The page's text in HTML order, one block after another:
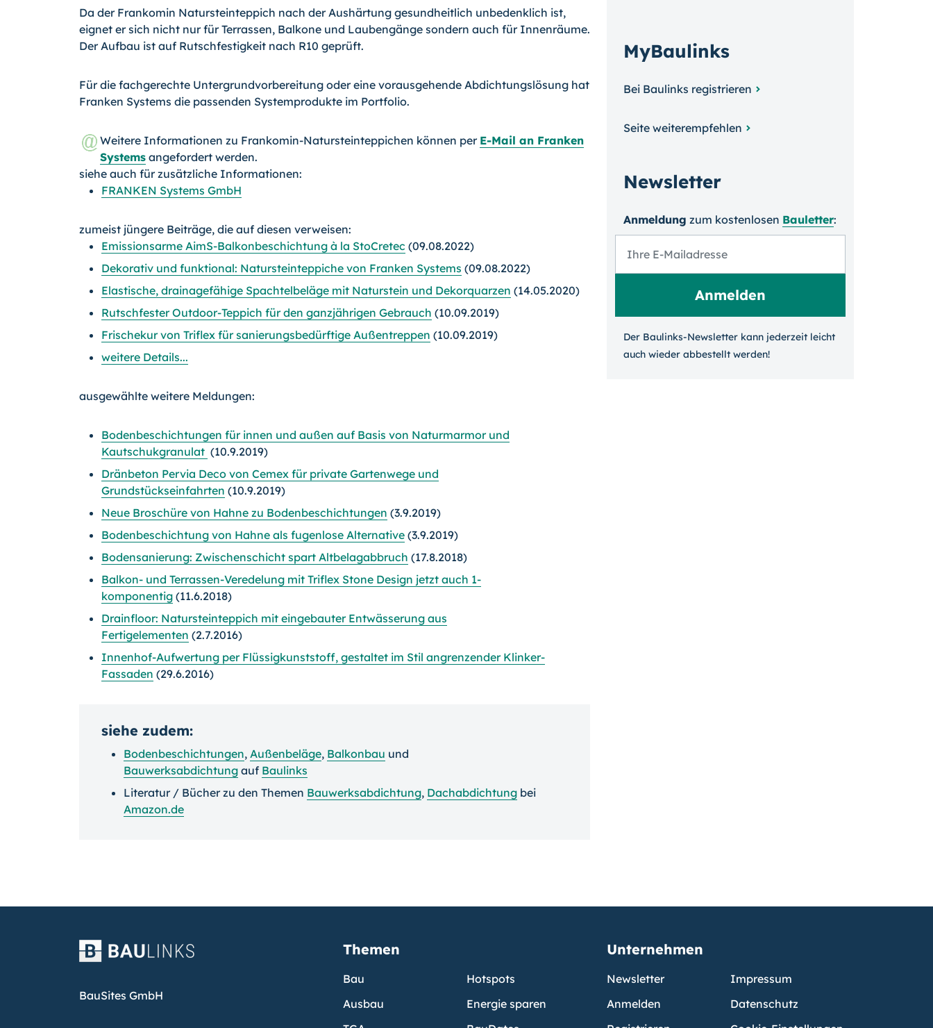
Da der Frankomin Natursteinteppich nach der Aushärtung gesundheitlich unbedenklich ist,
eignet er sich nicht nur für Terrassen, Balkone und Laubengänge sondern auch für Innenräume.
Der Aufbau ist auf Rutschfestigkeit nach R10 geprüft.
Für die fachgerechte Untergrundvorbereitung oder eine vorausgehende Abdichtungslösung hat
Franken Systems die passenden Systemprodukte im Portfolio.
Weitere Informationen zu Frankomin-Natursteinteppichen können per E-Mail an Franken
Systems angefordert werden.
siehe auch für zusätzliche Informationen:
FRANKEN Systems GmbH
zumeist jüngere Beiträge, die auf diesen verweisen:
Emissionsarme AimS-Balkonbeschichtung à la StoCretec (09.08.2022)
Dekorativ und funktional: Natursteinteppiche von Franken Systems (09.08.2022)
Elastische, drainagefähige Spachtelbeläge mit Naturstein und Dekorquarzen (14.05.2020)
Rutschfester Outdoor-Teppich für den ganzjährigen Gebrauch (10.09.2019)
Frischekur von Triflex für sanierungsbedürftige Außentreppen (10.09.2019)
weitere Details...
ausgewählte weitere Meldungen:
Bodenbeschichtungen für innen und außen auf Basis von Naturmarmor und
Kautschukgranulat (10.9.2019)
Dränbeton Pervia Deco von Cemex für private Gartenwege und
Grundstückseinfahrten (10.9.2019)
Neue Broschüre von Hahne zu Bodenbeschichtungen (3.9.2019)
Bodenbeschichtung von Hahne als fugenlose Alternative (3.9.2019)
Bodensanierung: Zwischenschicht spart Altbelagabbruch (17.8.2018)
Balkon- und Terrassen-Veredelung mit Triflex Stone Design jetzt auch 1-
komponentig (11.6.2018)
Drainfloor: Natursteinteppich mit eingebauter Entwässerung aus
Fertigelementen (2.7.2016)
Innenhof-Aufwertung per Flüssigkunststoff, gestaltet im Stil angrenzender Klinker-
Fassaden (29.6.2016)
siehe zudem:
Bodenbeschichtungen, Außenbeläge, Balkonbau und
Bauwerksabdichtung auf Baulinks
Literatur / Bücher zu den Themen Bauwerksabdichtung, Dachabdichtung bei
Amazon.de
MyBaulinks
Bei Baulinks registrieren
Seite weiterempfehlen
Newsletter
Anmeldung zum kosten­losen Bauletter:
Der Baulinks-Newsletter kann jeder­zeit leicht
auch wieder ab­bestellt werden!
BauSites GmbH
Themen
Bau
Ausbau
Hotspots
Energie sparen
Unternehmen
Newsletter
Anmelden
Impressum
Datenschutz